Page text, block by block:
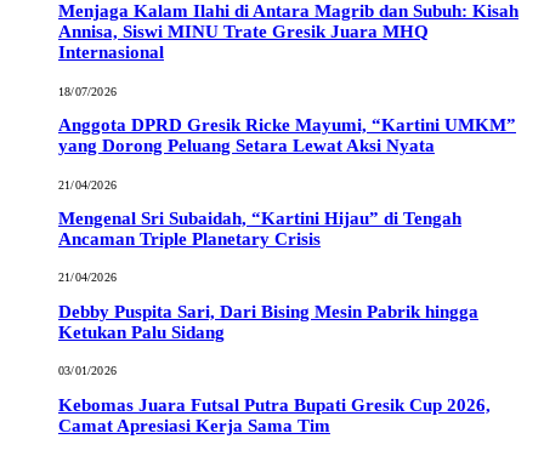
Menjaga Kalam Ilahi di Antara Magrib dan Subuh: Kisah
Annisa, Siswi MINU Trate Gresik Juara MHQ
Internasional
18/07/2026
Anggota DPRD Gresik Ricke Mayumi, “Kartini UMKM”
yang Dorong Peluang Setara Lewat Aksi Nyata
21/04/2026
Mengenal Sri Subaidah, “Kartini Hijau” di Tengah
Ancaman Triple Planetary Crisis
21/04/2026
Debby Puspita Sari, Dari Bising Mesin Pabrik hingga
Ketukan Palu Sidang
03/01/2026
Kebomas Juara Futsal Putra Bupati Gresik Cup 2026,
Camat Apresiasi Kerja Sama Tim